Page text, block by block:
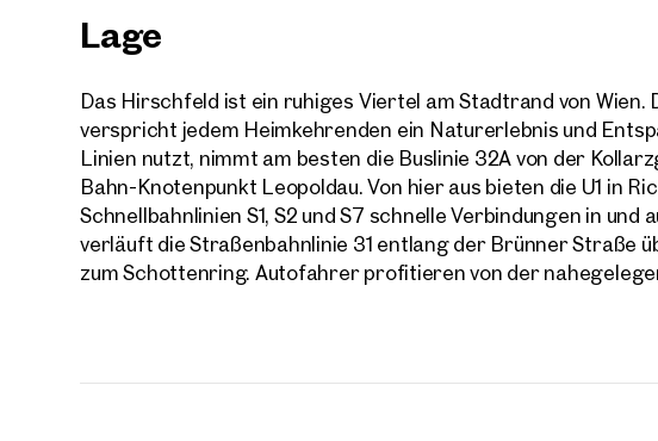
Lage
Das Hirschfeld ist ein ruhiges Viertel am Stadtrand von Wien.
verspricht jedem Heimkehrenden ein Naturerlebnis und
Linien nutzt, nimmt am besten die Buslinie 32A von der
Bahn-Knotenpunkt Leopoldau. Von hier aus bieten die U1 in
Schnellbahnlinien S1, S2 und S7 schnelle Verbindungen in und
verläuft die Straßenbahnlinie 31 entlang der Brünner Straße
zum Schottenring. Autofahrer profitieren von der
in der Nähe